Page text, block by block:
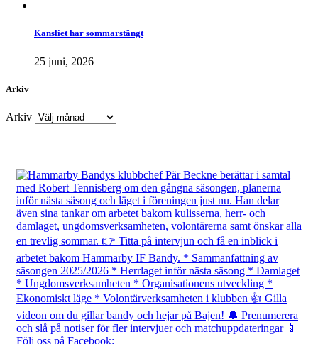
Kansliet har sommarstängt
25 juni, 2026
Arkiv
Arkiv